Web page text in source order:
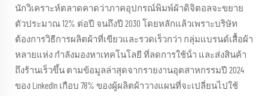
นักวิเคราะห์ตลาดคาดว่าภาคอุปกรณ์พิมพ์ผ้าดิจิตอลจะขยาย
ตัวประมาณ 12% ต่อปี จนถึงปี 2030 โดยหลักแล้วเพราะบริษัท
ต้องการวิธีการผลิตผ้าที่เขียวและรวดเร็วกว่า กลุ่มแบรนด์เสื้อผ้า
หลายแห่ง กําลังมองหาเทคโนโลยี ที่ลดการใช้น้ํา และส่งสินค้า
ถึงร้านเร็วขึ้น ตามข้อมูลล่าสุดจากรายงานอุตสาหกรรมปี 2024
ของ LinkedIn เกือบ 78% ของผู้ผลิตผ้าวางแผนที่จะเปลี่ยนไปใช้